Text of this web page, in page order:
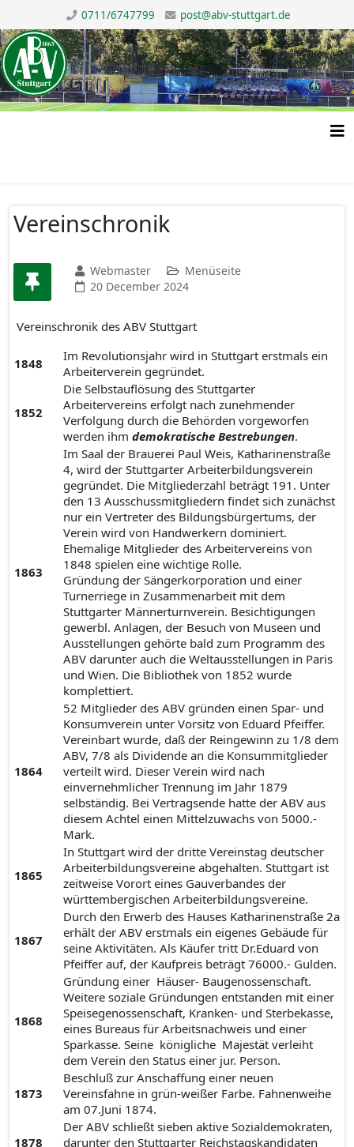
0711/6747799 post@abv-stuttgart.de
Vereinschronik
Webmaster
Menüseite
20 December 2024
Vereinschronik des ABV Stuttgart
1848
Im Revolutionsjahr wird in Stuttgart erstmals ein
Arbeiterverein gegründet.
1852
Die Selbstauflösung des Stuttgarter
Arbeitervereins erfolgt nach zunehmender
Verfolgung durch die Behörden vorgeworfen
werden ihm demokratische Bestrebungen.
1863
Im Saal der Brauerei Paul Weis, Katharinenstraße
4, wird der Stuttgarter Arbeiterbildungsverein
gegründet. Die Mitgliederzahl beträgt 191. Unter
den 13 Ausschussmitgliedern findet sich zunächst
nur ein Vertreter des Bildungsbürgertums, der
Verein wird von Handwerkern dominiert.
Ehemalige Mitglieder des Arbeitervereins von
1848 spielen eine wichtige Rolle.
Gründung der Sängerkorporation und einer
Turnerriege in Zusammenarbeit mit dem
Stuttgarter Männerturnverein. Besichtigungen
gewerbl. Anlagen, der Besuch von Museen und
Ausstellungen gehörte bald zum Programm des
ABV darunter auch die Weltausstellungen in Paris
und Wien. Die Bibliothek von 1852 wurde
komplettiert.
1864
52 Mitglieder des ABV gründen einen Spar- und
Konsumverein unter Vorsitz von Eduard Pfeiffer.
Vereinbart wurde, daß der Reingewinn zu 1/8 dem
ABV, 7/8 als Dividende an die Konsummitglieder
verteilt wird. Dieser Verein wird nach
einvernehmlicher Trennung im Jahr 1879
selbständig. Bei Vertragsende hatte der ABV aus
diesem Achtel einen Mittelzuwachs von 5000.-
Mark.
1865
In Stuttgart wird der dritte Vereinstag deutscher
Arbeiterbildungsvereine abgehalten. Stuttgart ist
zeitweise Vorort eines Gauverbandes der
württembergischen Arbeiterbildungsvereine.
1867
Durch den Erwerb des Hauses Katharinenstraße 2a
erhält der ABV erstmals ein eigenes Gebäude für
seine Aktivitäten. Als Käufer tritt Dr.Eduard von
Pfeiffer auf, der Kaufpreis beträgt 76000.- Gulden.
1868
Gründung einer Häuser- Baugenossenschaft.
Weitere soziale Gründungen entstanden mit einer
Speisegenossenschaft, Kranken- und Sterbekasse,
eines Bureaus für Arbeitsnachweis und einer
Sparkasse. Seine königliche Majestät verleiht
dem Verein den Status einer jur. Person.
1873
Beschluß zur Anschaffung einer neuen
Vereinsfahne in grün-weißer Farbe. Fahnenweihe
am 07.Juni 1874.
1878
Der ABV schließt sieben aktive Sozialdemokraten,
darunter den Stuttgarter Reichstagskandidaten